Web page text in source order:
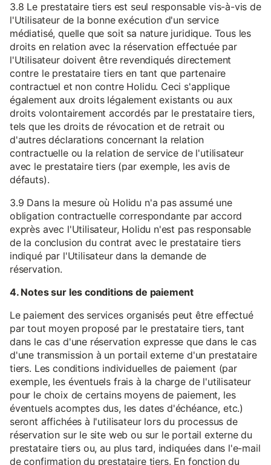
3.8 Le prestataire tiers est seul responsable vis-à-vis de
l'Utilisateur de la bonne exécution d'un service
médiatisé, quelle que soit sa nature juridique. Tous les
droits en relation avec la réservation effectuée par
l'Utilisateur doivent être revendiqués directement
contre le prestataire tiers en tant que partenaire
contractuel et non contre Holidu. Ceci s'applique
également aux droits légalement existants ou aux
droits volontairement accordés par le prestataire tiers,
tels que les droits de révocation et de retrait ou
d'autres déclarations concernant la relation
contractuelle ou la relation de service de l'utilisateur
avec le prestataire tiers (par exemple, les avis de
défauts).
3.9 Dans la mesure où Holidu n'a pas assumé une
obligation contractuelle correspondante par accord
exprès avec l'Utilisateur, Holidu n'est pas responsable
de la conclusion du contrat avec le prestataire tiers
indiqué par l'Utilisateur dans la demande de
réservation.
4. Notes sur les conditions de paiement
Le paiement des services organisés peut être effectué
par tout moyen proposé par le prestataire tiers, tant
dans le cas d'une réservation expresse que dans le cas
d'une transmission à un portail externe d'un prestataire
tiers. Les conditions individuelles de paiement (par
exemple, les éventuels frais à la charge de l'utilisateur
pour le choix de certains moyens de paiement, les
éventuels acomptes dus, les dates d'échéance, etc.)
seront affichées à l'utilisateur lors du processus de
réservation sur le site web ou sur le portail externe du
prestataire tiers ou, au plus tard, indiquées dans l'e-mail
de confirmation du prestataire tiers. En fonction du